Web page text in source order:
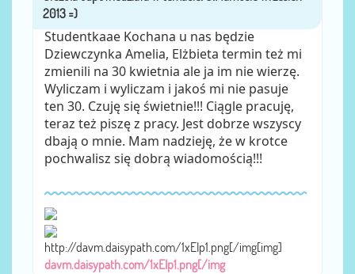
Studentkaae Kochana u nas będzie
Dziewczynka Amelia, Elżbieta termin też mi
zmienili na 30 kwietnia ale ja im nie wierzę.
Wyliczam i wyliczam i jakoś mi nie pasuje
ten 30. Czuję się świetnie!!! Ciągle pracuję,
teraz też piszę z pracy. Jest dobrze wszyscy
dbają o mnie. Mam nadzieję, że w krotce
pochwalisz się dobrą wiadomością!!!
http://davm.daisypath.com/1xEIp1.png[/img[img]
davm.daisypath.com/1xEIp1.png[/img